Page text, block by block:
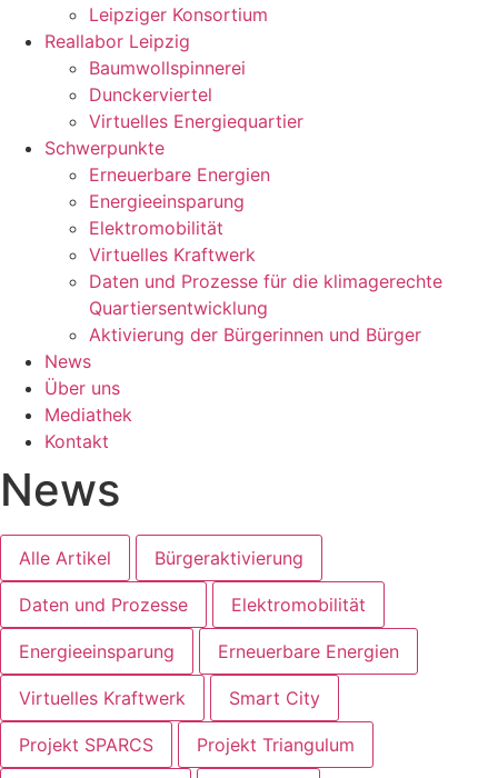
Leipziger Konsortium
Reallabor Leipzig
Baumwollspinnerei
Dunckerviertel
Virtuelles Energiequartier
Schwerpunkte
Erneuerbare Energien
Energieeinsparung
Elektromobilität
Virtuelles Kraftwerk
Daten und Prozesse für die klimagerechte
Quartiersentwicklung
Aktivierung der Bürgerinnen und Bürger
News
Über uns
Mediathek
Kontakt
News
Alle Artikel Bürgeraktivierung
Daten und Prozesse Elektromobilität
Energieeinsparung Erneuerbare Energien
Virtuelles Kraftwerk Smart City
Projekt SPARCS Projekt Triangulum